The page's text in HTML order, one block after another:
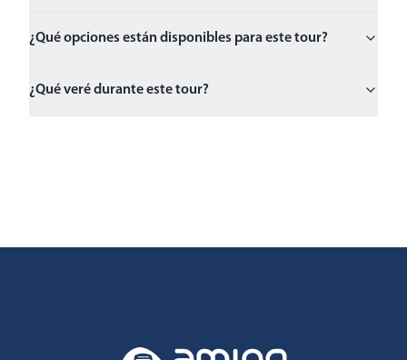
¿Qué opciones están disponibles para este tour?
¿Qué veré durante este tour?